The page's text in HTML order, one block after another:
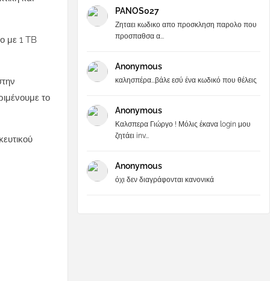
με 1 TB
το
PANOS027
Ζηταει κωδικο απο προσκληση παρολο που
προσπαθσα α...
Anonymous
καλησπέρα...βάλε εσύ ένα κωδικό που θέλεις
Anonymous
Καλσπερα Γιώργο ! Μόλις έκανα login μου
ζητάει inv...
Anonymous
όχι δεν διαγράφονται κανονικά